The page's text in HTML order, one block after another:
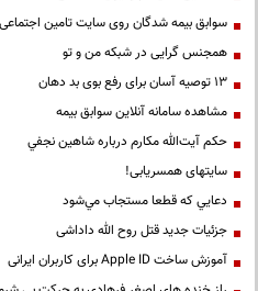
سوابق بیمه شدگان روی سایت تامین اجتماعی
همجنس گرایی در شبکه من و تو
13 توصیه آسان برای رفع بوی بد دهان
مشاهده سامانه آنلاين سوابق بیمه
حكم آيت‌الله مكارم درباره شاهين نجفي
سایتهای همسریابی!
دعايي كه قطعا مستجاب مي‌شود
جزئیات جدید قتل روح الله داداشی
آموزش ساخت Apple ID برای کاربران ایرانی